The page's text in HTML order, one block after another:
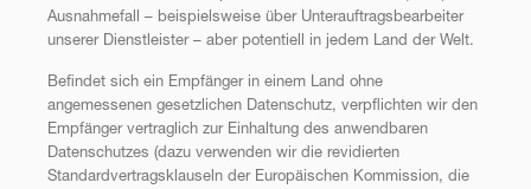
Ausnahmefall – beispielsweise über Unterauftragsbearbeiter
unserer Dienstleister – aber potentiell in jedem Land der Welt.
Befindet sich ein Empfänger in einem Land ohne
angemessenen gesetzlichen Datenschutz, verpflichten wir den
Empfänger vertraglich zur Einhaltung des anwendbaren
Datenschutzes (dazu verwenden wir die revidierten
Standardvertragsklauseln der Europäischen Kommission, die